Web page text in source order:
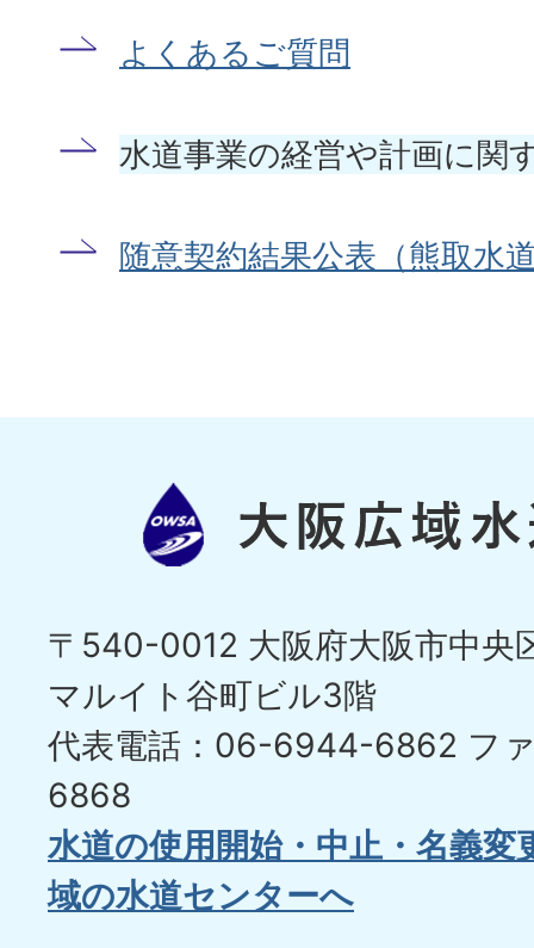
よくあるご質問
水道事業の経営や計画に関
随意契約結果公表（熊取水
〒540-0012 大阪府大阪市中央
マルイト谷町ビル3階
代表電話：06-6944-6862 フ
6868
水道の使用開始・中止・名義変
域の水道センターへ